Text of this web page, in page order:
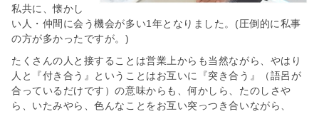
私共に、懐かし
い人・仲間に会う機会が多い1年となりました。(圧倒的に私事
の方が多かったですが。)
たくさんの人と接することは営業上からも当然ながら、やはり
人と『付き合う』ということはお互いに『突き合う』（語呂が
合っているだけです）の意味からも、何かしら、たのしさや
ら、いたみやら、色んなことをお互い突っつき合いながら、